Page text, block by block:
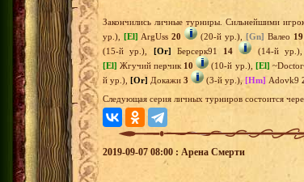
Закончились личные турниры. Сильнейшими
ур.),
[El] ArgUss 20 (20-й ур.), [Gn] Валео 19
(15-й ур.),
[Or] Берсерк91 14 (14-й ур.),
[El] Жгучий перчик 10 (10-й ур.), [El]
й ур.),
[Or] Докажи 3 (3-й ур.), [Hm] Adovk9
Следующая серия личных турниров состоится
2019-09-07 08:00 : Арена Смерти